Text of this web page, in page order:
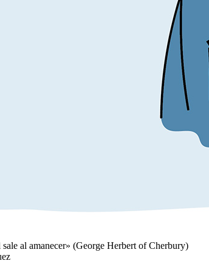
sale al amanecer» (George Herbert of Cherbury)